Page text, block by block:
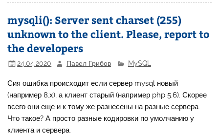
mysqli(): Server sent charset (255)
unknown to the client. Please, report to
the developers
24.04.2020 Павел Грибов MySQL
Сия ошибка происходит если сервер mysql новый
(например 8.х), а клиент старый (например php 5.6). Скорее
всего они еще и к тому же разнесены на разные сервера.
Что такое? А просто разные кодировки по умолчанию у
клиента и сервера.